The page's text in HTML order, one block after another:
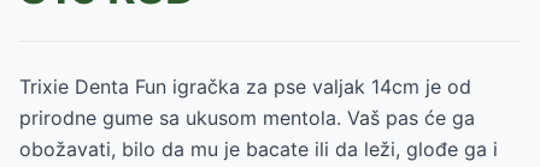
Trixie Denta Fun igračka za pse valjak 14cm je od
prirodne gume sa ukusom mentola. Vaš pas će ga
obožavati, bilo da mu je bacate ili da leži, glođe ga i